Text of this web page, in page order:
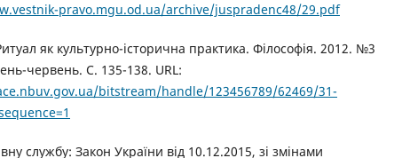
pravo.mgu.od.ua/archive/juspradenc48/29.pdf
як культурно-історична практика. Філософія. 2012. №3
червень. С. 135-138. URL:
bitstream/handle/123456789/62469/31-
службу: Закон України від 10.12.2015, зі змінами